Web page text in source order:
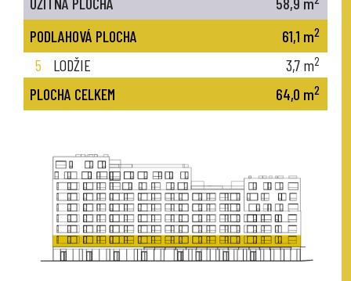
PODLAHOVÁ PLOCHA 61,1 m2
5 LODŽIE 3,7 m2
PLOCHA CELKEM 64,0 m2